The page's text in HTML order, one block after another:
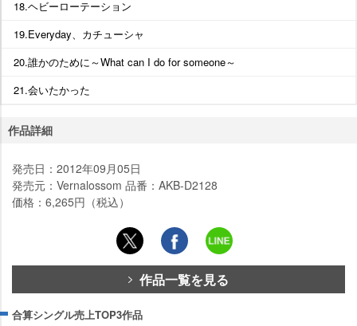
18.ヘビーローテーション
19.Everyday、カチューシャ
20.誰かのために～What can I do for someone～
21.会いたかった
作品詳細
発売日：2012年09月05日
発売元：Vernalossom 品番：AKB-D2128
価格：6,265円（税込）
作品一覧を見る
合算シングル売上TOP3作品